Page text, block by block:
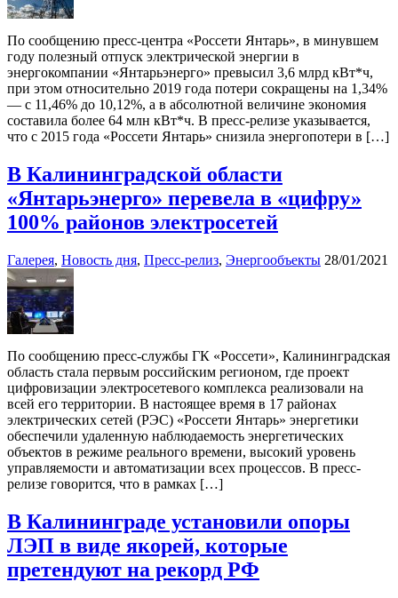
По сообщению пресс-центра «Россети Янтарь», в минувшем
году полезный отпуск электрической энергии в
энергокомпании «Янтарьэнерго» превысил 3,6 млрд кВт*ч,
при этом относительно 2019 года потери сокращены на 1,34%
— с 11,46% до 10,12%, а в абсолютной величине экономия
составила более 64 млн кВт*ч. В пресс-релизе указывается,
что с 2015 года «Россети Янтарь» снизила энергопотери в […]
В Калининградской области
«Янтарьэнерго» перевела в «цифру»
100% районов электросетей
Галерея, Новость дня, Пресс-релиз, Энергообъекты 28/01/2021
По сообщению пресс-службы ГК «Россети», Калининградская
область стала первым российским регионом, где проект
цифровизации электросетевого комплекса реализовали на
всей его территории. В настоящее время в 17 районах
электрических сетей (РЭС) «Россети Янтарь» энергетики
обеспечили удаленную наблюдаемость энергетических
объектов в режиме реального времени, высокий уровень
управляемости и автоматизации всех процессов. В пресс-
релизе говорится, что в рамках […]
В Калининграде установили опоры
ЛЭП в виде якорей, которые
претендуют на рекорд РФ